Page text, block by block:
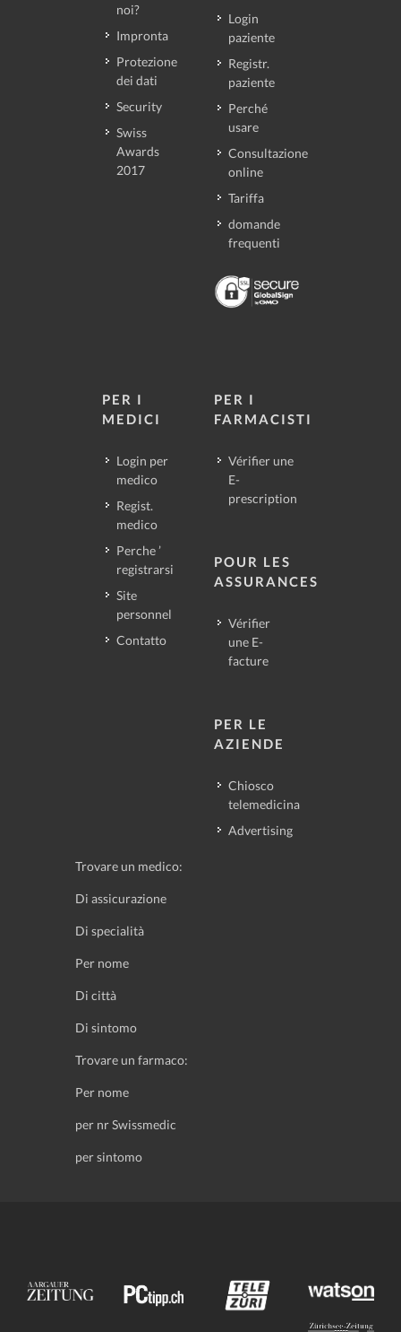
noi?
Impronta
Protezione
dei dati
Security
Swiss
Awards
2017
Login
paziente
Registr.
paziente
Perché
usare
Consultazione
online
Tariffa
domande
frequenti
PER I
MEDICI
Login per
medico
Regist.
medico
Perche ’
registrarsi
Site
personnel
Contatto
PER I
FARMACISTI
Vérifier une
E-
prescription
POUR LES
ASSURANCES
Vérifier
une E-
facture
PER LE
AZIENDE
Chiosco
telemedicina
Advertising
Trovare un medico:
Di assicurazione
Di specialità
Per nome
Di città
Di sintomo
Trovare un farmaco:
Per nome
per nr Swissmedic
per sintomo